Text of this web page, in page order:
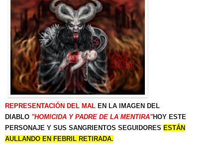
REPRESENTACIÓN DEL MAL EN LA IMAGEN DEL
DIABLO "HOMICIDA Y PADRE DE LA MENTIRA"HOY ESTE
PERSONAJE Y SUS SANGRIENTOS SEGUIDORES ESTÁN
AULLANDO EN FEBRIL RETIRADA.